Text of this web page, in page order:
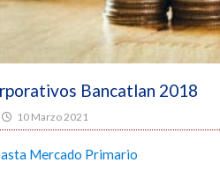
Bancatlan 2018
10 Marzo 2021
Mercado Primario